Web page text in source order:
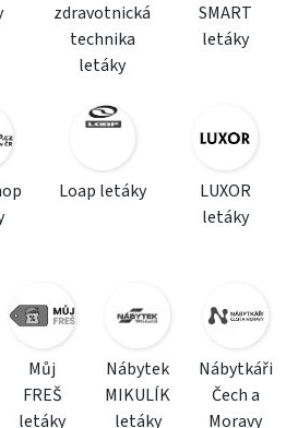
zdravotnická
technika
letáky
SMART
letáky
Loap letáky
LUXOR
letáky
Můj
FREŠ
letáky
Nábytek
MIKULÍK
letáky
Nábytkáři
Čech a
Moravy